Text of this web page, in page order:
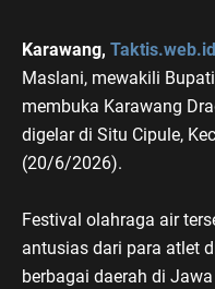
Karawang, Taktis.web.id
Maslani, mewakili
membuka Karawang
digelar di Situ Cipule,
(20/6/2026).
Festival olahraga air
antusias dari para atlet
berbagai daerah di